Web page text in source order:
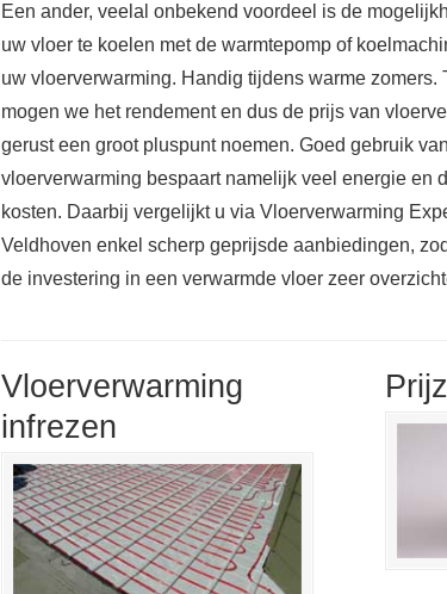
Een ander, veelal onbekend voordeel is de
uw vloer te koelen met de warmtepomp of
uw vloerverwarming. Handig tijdens warme zomers.
mogen we het rendement en dus de prijs van
gerust een groot pluspunt noemen. Goed gebruik van
vloerverwarming bespaart namelijk veel energie en
kosten. Daarbij vergelijkt u via Vloerverwarming
Veldhoven enkel scherp geprijsde aanbiedingen,
de investering in een verwarmde vloer zeer
Vloerverwarming
infrezen